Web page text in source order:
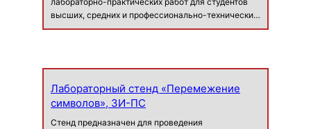
высших, средних и профессионально-технических
учебных заведений с целью изучения процесса
Лабораторный стенд «Перемежение
символов», ЗИ-ПС
Стенд предназначен для проведения